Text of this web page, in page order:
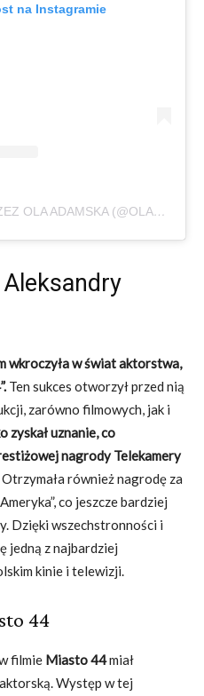
na Instagramie
POST UDOSTĘPNIONY PRZEZ OLA ADAMSKA (@OLAADAMSKA)
wkroczyła w świat aktorstwa,
Ten sukces otworzył przed nią
zarówno filmowych, jak i
zyskał uznanie, co
nagrody Telekamery
Otrzymała również nagrodę za
co jeszcze bardziej
Dzięki wszechstronności i
jedną z najbardziej
kinie i telewizji.
44
filmie Miasto 44miał
Występ w tej